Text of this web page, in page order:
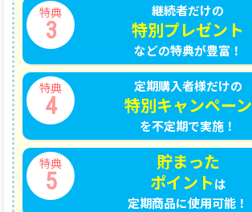
特典
3
継続者だけの
特別プレゼント
などの特典が豊富！
特典
4
定期購入者様だけの
特別キャンペーン
を不定期で実施！
特典
5
貯まった
ポイントは
定期商品に使用可能！